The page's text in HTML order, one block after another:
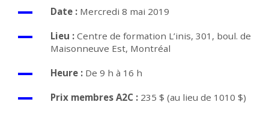
Date : Mercredi 8 mai 2019
Lieu : Centre de formation L’inis, 301, boul. de
Maisonneuve Est, Montréal
Heure : De 9 h à 16 h
Prix membres A2C : 235 $ (au lieu de 1010 $)